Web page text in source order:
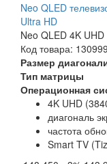
Neo QLED
Ultra HD
Neo QLED 4K
Код товара: 130999
Размер
Тип матрицы
Операционная
4K UHD
диагональ
частота
Smart TV